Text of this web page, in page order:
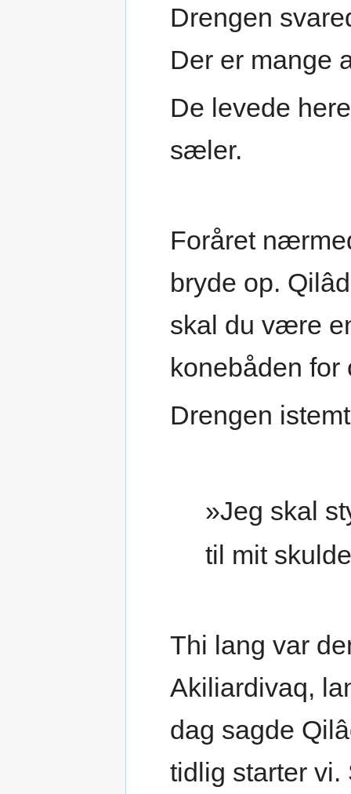
Drengen
Der er mange
De levede
sæler.
Foråret
bryde op.
skal du være
konebåden
Drengen
»Jeg skal
til mit
Thi lang var
Akiliardivaq,
dag sagde
tidlig starter